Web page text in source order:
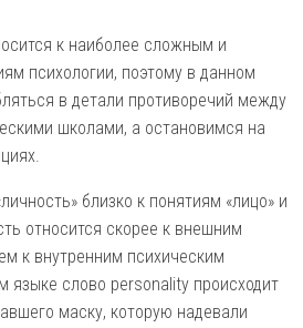
к наиболее сложным и
психологии, поэтому в данном
в детали противоречий между
школами, а остановимся на
близко к понятиям «лицо» и
относится скорее к внешним
к внутренним психическим
языке слово personality происходит
маску, которую надевали